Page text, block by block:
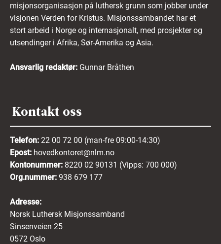
misjonsorganisasjon på luthersk grunn som jobber under
visjonen Verden for Kristus. Misjonssambandet har et
stort arbeid i Norge og internasjonalt, med prosjekter og
utsendinger i Afrika, Sør-Amerika og Asia.
Ansvarlig redaktør: Gunnar Bråthen
Kontakt oss
Telefon: 22 00 72 00 (man-fre 09:00-14:30)
Epost: hovedkontoret@nlm.no
Kontonummer: 8220 02 90131 (Vipps: 700 000)
Org.nummer: 938 679 177
Adresse:
Norsk Luthersk Misjonssamband
Sinsenveien 25
0572 Oslo